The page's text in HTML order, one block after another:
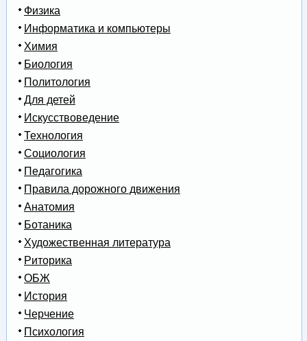
Физика
Информатика и компьютеры
Химия
Биология
Политология
Для детей
Искусствоведение
Технология
Социология
Педагогика
Правила дорожного движения
Анатомия
Ботаника
Художественная литература
Риторика
ОБЖ
История
Черчение
Психология